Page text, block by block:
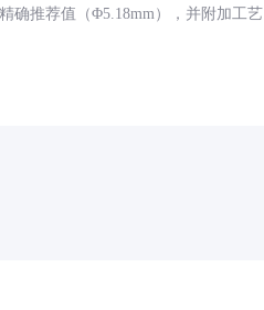
确推荐值（Φ5.18mm），并附加工艺